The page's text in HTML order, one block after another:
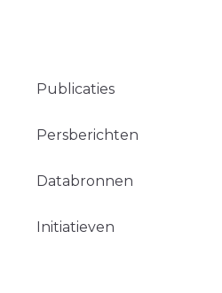
Publicaties
Persberichten
Databronnen
Initiatieven